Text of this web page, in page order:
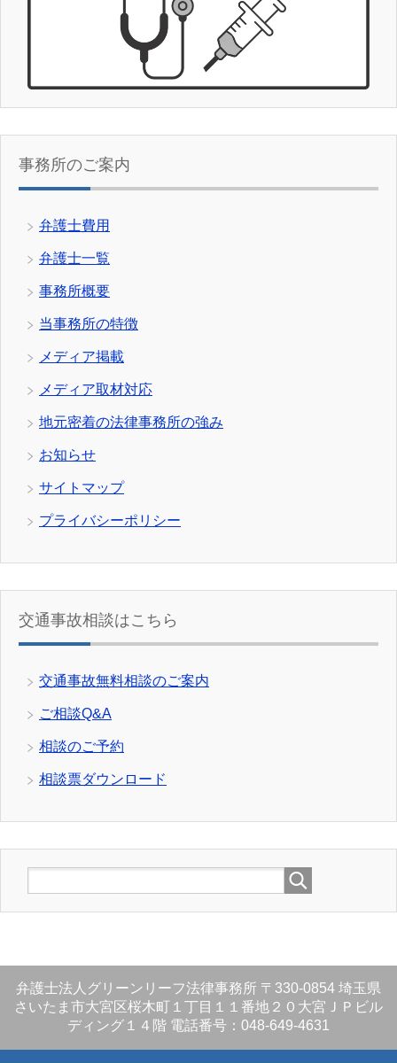
事務所のご案内
弁護士費用
弁護士一覧
事務所概要
当事務所の特徴
メディア掲載
メディア取材対応
地元密着の法律事務所の強み
お知らせ
サイトマップ
プライバシーポリシー
交通事故相談はこちら
交通事故無料相談のご案内
ご相談Q&A
相談のご予約
相談票ダウンロード
弁護士法人グリーンリーフ法律事務所 〒330-0854 埼玉県
さいたま市大宮区桜木町１丁目１１番地２０大宮ＪＰビル
ディング１４階 電話番号：048-649-4631